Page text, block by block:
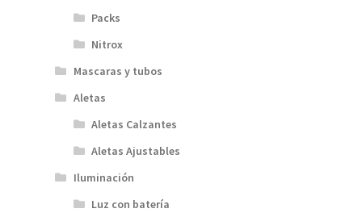
Packs
Nitrox
Mascaras y tubos
Aletas
Aletas Calzantes
Aletas Ajustables
Iluminación
Luz con batería